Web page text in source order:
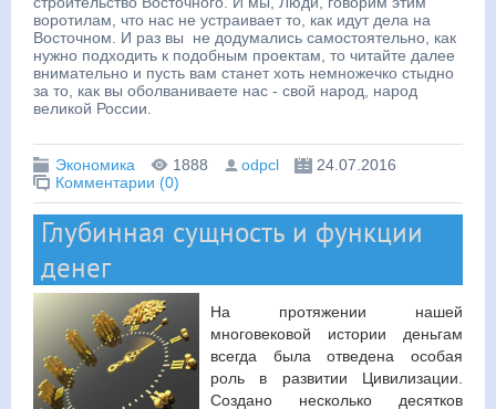
воротилам, что нас не устраивает то, как идут дела на
Восточном. И раз вы не додумались самостоятельно, как
нужно подходить к подобным проектам, то читайте далее
внимательно и пусть вам станет хоть немножечко стыдно
за то, как вы оболваниваете нас - свой народ, народ
великой России.
Экономика 1888 odpcl
24.07.2016
Комментарии (0)
Глубинная сущность и функции
денег
На протяжении нашей
многовековой истории деньгам
всегда была отведена особая
роль в развитии Цивилизации.
Создано несколько десятков